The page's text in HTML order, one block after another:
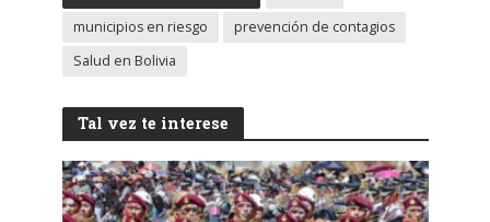
municipios en riesgo
prevención de contagios
Salud en Bolivia
Tal vez te interese